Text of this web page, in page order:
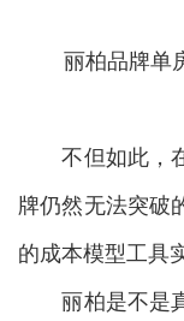
丽柏品牌单房
不但如此，在
牌仍然无法突破
的成本模型工具
丽柏是不是真